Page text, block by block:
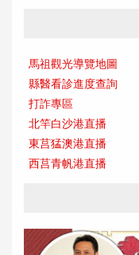
馬祖觀光導覽地圖
縣醫看診進度查詢
打詐專區
北竿白沙港直播
東莒猛澳港直播
西莒青帆港直播